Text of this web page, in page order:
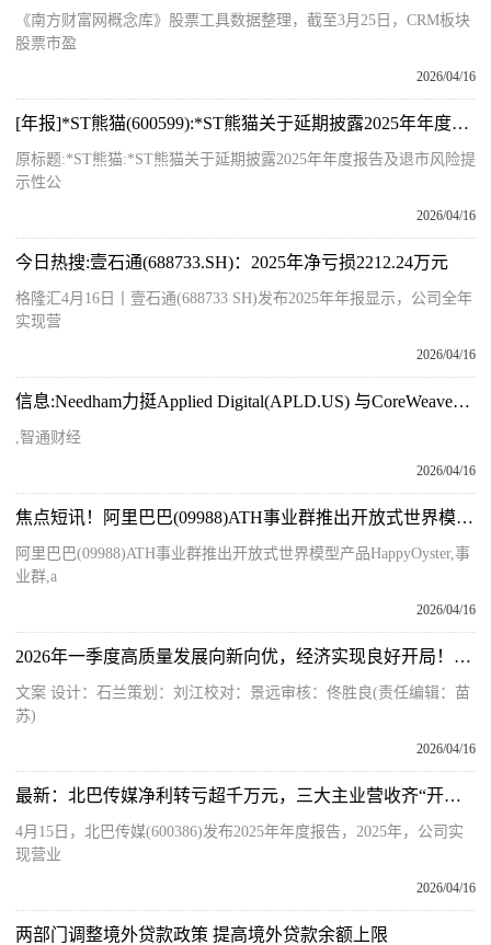
《南方财富网概念库》股票工具数据整理，截至3月25日，CRM板块
股票市盈
2026/04/16
[年报]*ST熊猫(600599):*ST熊猫关于延期披露2025年年度报告及退市风险提示性公告
原标题:*ST熊猫:*ST熊猫关于延期披露2025年年度报告及退市风险提
示性公
2026/04/16
今日热搜:壹石通(688733.SH)：2025年净亏损2212.24万元
格隆汇4月16日丨壹石通(688733 SH)发布2025年年报显示，公司全年
实现营
2026/04/16
信息:Needham力挺Applied Digital(APLD.US) 与CoreWeave租约调整有望降低资本成本
,智通财经
2026/04/16
焦点短讯！阿里巴巴(09988)ATH事业群推出开放式世界模型产品HappyOyster
阿里巴巴(09988)ATH事业群推出开放式世界模型产品HappyOyster,事
业群,a
2026/04/16
2026年一季度高质量发展向新向优，经济实现良好开局！一图速览→ 热资讯
文案 设计：石兰策划：刘江校对：景远审核：佟胜良(责任编辑：苗
苏)
2026/04/16
最新：北巴传媒净利转亏超千万元，三大主业营收齐“开倒车”，参股公司发生重大减值损失
4月15日，北巴传媒(600386)发布2025年年度报告，2025年，公司实
现营业
2026/04/16
两部门调整境外贷款政策 提高境外贷款余额上限